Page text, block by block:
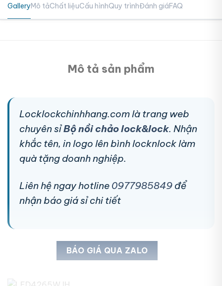
GalleryMô tảChất liệuCấu hìnhQuy trìnhĐánh giáFAQ
Mô tả sản phẩm
Locklockchinhhang.com là trang web
chuyên sỉBộ nồi chảo lock&lock. Nhận
khắc tên, in logo lên bình locknlock làm
quà tặng doanh nghiệp.
Liên hệ ngay hotline 0977985849 để
nhận báo giá sỉ chi tiết
BÁO GIÁ QUA ZALO